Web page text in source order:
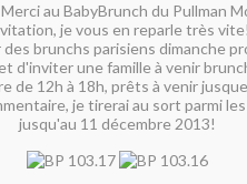
au BabyBrunch du Pullman
je vous en reparle très vite!
brunchs parisiens dimanche
d'inviter une famille à venir
de 12h à 18h, prêts à venir
je tirerai au sort parmi
jusqu'au 11 décembre 2013!